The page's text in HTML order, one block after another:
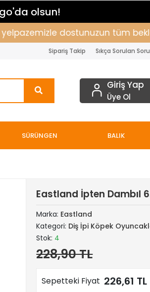
olsun!
dostunuzun tüm
Sipariş Takip Sıkça Sorulan
Giriş Yap
Üye Ol
SÜRÜNGEN BALIK
Eastland İpten Dambıl
Marka: Eastland
Kategori: Diş İpi Köpek
Stok: 4
228,90 TL
Sepetteki Fiyat 226,61 TL